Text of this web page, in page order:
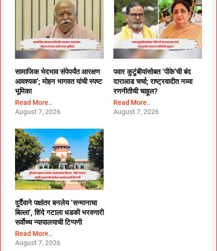
सामाजिक भेदभाव संपेपर्यंत आरक्षण
आवश्यक’; मोहन भागवत यांची स्पष्ट
भूमिका
Read More..
August 7, 2026
पवार कुटुंबीयांसोबत ‘पीके’ची बंद
दाराआड चर्चा; राष्ट्रवादीत नव्या
रणनीतीची चाहूल?
Read More..
August 7, 2026
दुर्दैवाने पक्षांतर बनलेय ‘सन्मानाचा
बिल्ला’, शिंदे गटाला धडकी भरवणारी
सर्वाेच्च न्यायालयाची टिप्पणी
Read More..
August 7, 2026